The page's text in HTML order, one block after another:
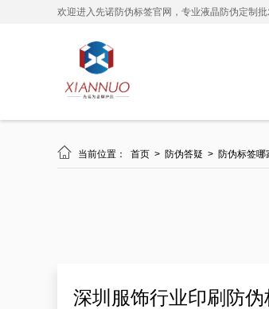
欢迎进入先诺防伪标签官网，专业液晶防伪定制批
 当前位置： 首页 > 防伪答疑 > 防伪标签哪
深圳服饰行业印刷防